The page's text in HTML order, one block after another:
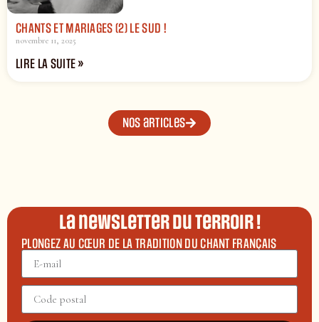
CHANTS ET MARIAGES (2) LE SUD !
novembre 11, 2025
LIRE LA SUITE »
Nos articles
La newsletter du terroir !
PLONGEZ AU CŒUR DE LA TRADITION DU CHANT FRANÇAIS